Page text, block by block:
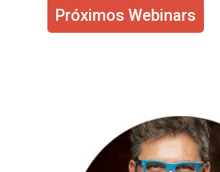
Próximos Webinars